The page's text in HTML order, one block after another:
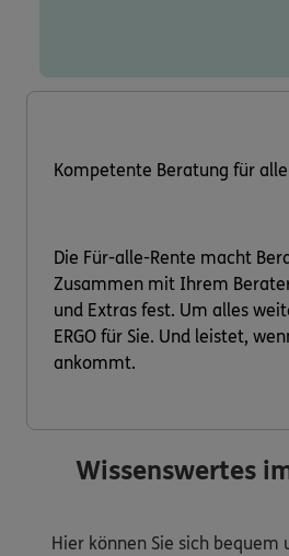
Kompetente Beratung für alle
Die Für-alle-Rente macht
Zusammen mit Ihrem
und Extras fest. Um alles
ERGO für Sie. Und leistet,
ankommt.
Wissenswertes
Hier können Sie sich bequem